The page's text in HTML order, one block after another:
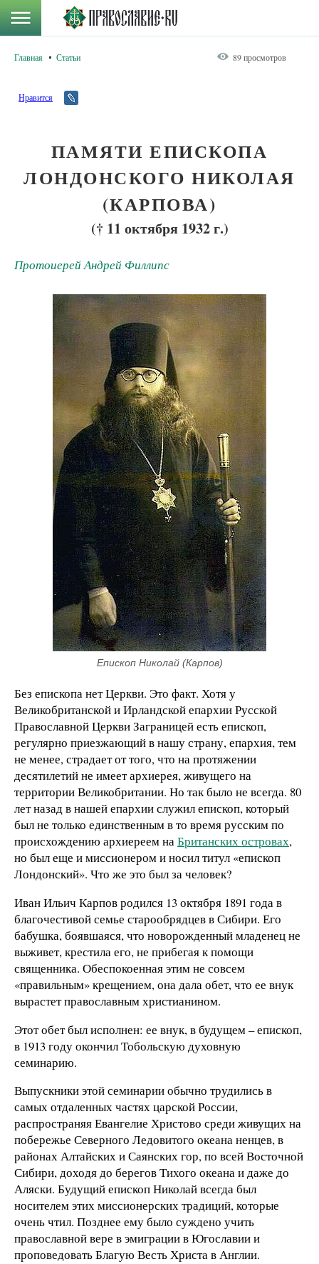
Главная Статьи 89 просмотров
Нравится
ПАМЯТИ ЕПИСКОПА
ЛОНДОНСКОГО НИКОЛАЯ
(КАРПОВА)
(† 11 октября 1932 г.)
Протоиерей Андрей Филлипс
Епископ Николай (Карпов)
Без епископа нет Церкви. Это факт. Хотя у
Великобританской и Ирландской епархии Русской
Православной Церкви Заграницей есть епископ,
регулярно приезжающий в нашу страну, епархия, тем
не менее, страдает от того, что на протяжении
десятилетий не имеет архиерея, живущего на
территории Великобритании. Но так было не всегда. 80
лет назад в нашей епархии служил епископ, который
был не только единственным в то время русским по
происхождению архиереем наБританских островах,
но был еще и миссионером и носил титул «епископ
Лондонский». Что же это был за человек?
Иван Ильич Карпов родился 13 октября 1891 года в
благочестивой семье старообрядцев в Сибири. Его
бабушка, боявшаяся, что новорожденный младенец не
выживет, крестила его, не прибегая к помощи
священника. Обеспокоенная этим не совсем
«правильным» крещением, она дала обет, что ее внук
вырастет православным христианином.
Этот обет был исполнен: ее внук, в будущем – епископ,
в 1913 году окончил Тобольскую духовную
семинарию.
Выпускники этой семинарии обычно трудились в
самых отдаленных частях царской России,
распространяя Евангелие Христово среди живущих на
побережье Северного Ледовитого океана ненцев, в
районах Алтайских и Саянских гор, по всей Восточной
Сибири, доходя до берегов Тихого океана и даже до
Аляски. Будущий епископ Николай всегда был
носителем этих миссионерских традиций, которые
очень чтил. Позднее ему было суждено учить
православной вере в эмиграции в Югославии и
проповедовать Благую Весть Христа в Англии.